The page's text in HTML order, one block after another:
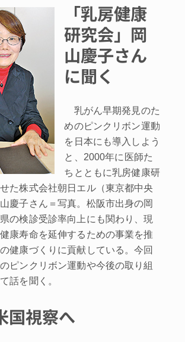
「乳房健康
研究会」岡
山慶子さん
に聞く
乳がん早期発見のた
めのピンクリボン運動
を日本にも導入しよう
と、2000年に医師た
ちとともに乳房健康研
た株式会社朝日エル（東京都中央
慶子さん＝写真。松阪市出身の岡
の検診受診率向上にも関わり、現
康寿命を延伸するための事業を推
健康づくりに貢献している。今回
ピンクリボン運動や今後の取り組
話を聞く。
国視察へ